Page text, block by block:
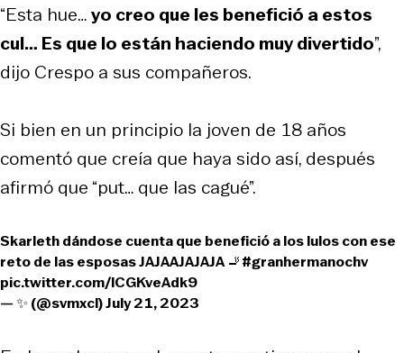
“Esta hue…yo creo que les benefició a estos
cul… Es que lo están haciendo muy divertido”,
dijo Crespo a sus compañeros.
Si bien en un principio la joven de 18 años
comentó que creía que haya sido así, después
afirmó que “put… que las cagué”.
Skarleth dándose cuenta que benefició a los lulos con ese
reto de las esposas JAJAAJAJAJA 🚬#granhermanochv
pic.twitter.com/lCGKveAdk9
— ✨ (@svmxcl)July 21, 2023